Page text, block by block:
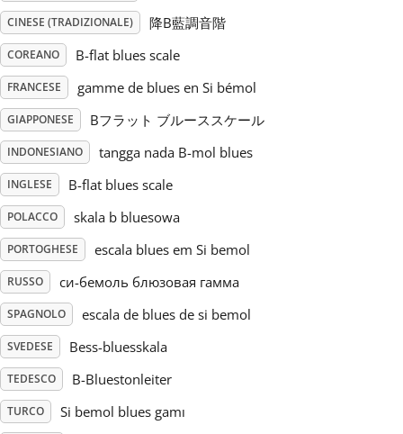
Português
Русский
Svenska
Tiếng Việt
Türkçe
简体中文
繁體中文
CINESE (TRADIZIONALE) 降B藍調音階
COREANO B-flat blues scale
FRANCESE gamme de blues en Si bémol
GIAPPONESE Bフラット ブルーススケール
INDONESIANO tangga nada B-mol blues
INGLESE B-flat blues scale
POLACCO skala b bluesowa
PORTOGHESE escala blues em Si bemol
RUSSO си-бемоль блюзовая гамма
SPAGNOLO escala de blues de si bemol
SVEDESE Bess-bluesskala
TEDESCO B-Bluestonleiter
TURCO Si bemol blues gamı